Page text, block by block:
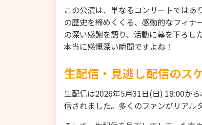
この公演は、単なるコンサートでは
の歴史を締めくくる、感動的なフィナ
の深い感謝を語り、活動に幕を下ろし
本当に感慨深い瞬間ですよね！
生配信・見逃し配信のス
生配信は2026年5月31日(日) 18:00か
信されました。多くのファンがリアル